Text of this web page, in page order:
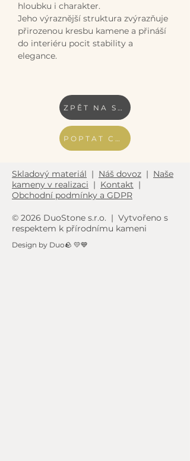
hloubku i charakter.
Jeho výraznější struktura zvýrazňuje
přirozenou kresbu kamene a přináší
do interiéru pocit stability a
elegance.
ZPĚT NA SKLAD
Skladový materiál | Náš dovoz | Naše
kameny v realizaci | Kontakt |
Obchodní podmínky a GDPR
© 2026 DuoStone s.r.o. | Vytvořeno s
respektem k přírodnímu kameni
Design by Duo🪨 💛💙